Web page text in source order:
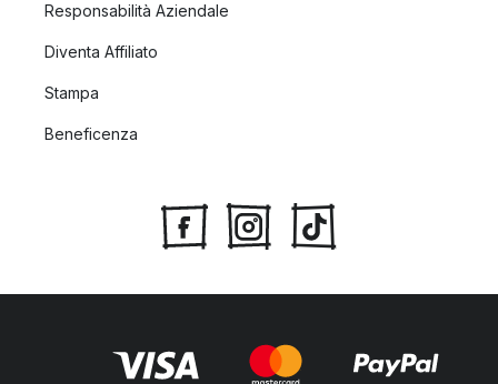
Responsabilità Aziendale
Diventa Affiliato
Stampa
Beneficenza